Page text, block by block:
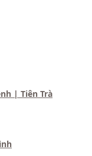
| Tiên Trà